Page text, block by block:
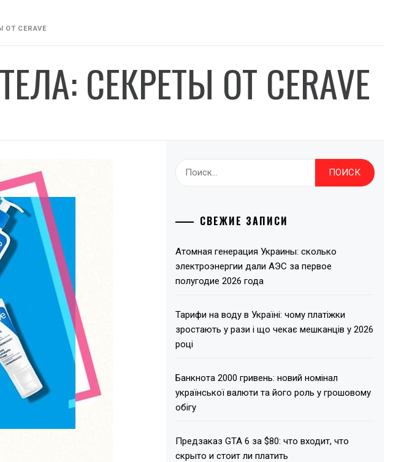
CERAVE
СЕКРЕТЫ ОТ CERAVE
Найти:
СВЕЖИЕ ЗАПИСИ
Атомная генерация Украины: сколько
электроэнергии дали АЭС за первое
полугодие 2026 года
Тарифи на воду в Україні: чому платіжки
зростають у рази і що чекає мешканців у 2026
році
Банкнота 2000 гривень: новий номінал
української валюти та його роль у грошовому
обігу
Предзаказ GTA 6 за $80: что входит, что
скрыто и стоит ли платить